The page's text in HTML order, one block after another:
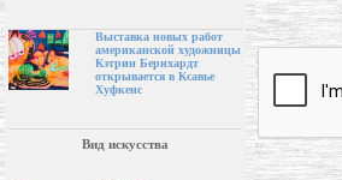
Выставка новых работ
американской художницы
Кэтрин Бернхардт
открывается в Ксавье
Хуфкенс
Вид искусства